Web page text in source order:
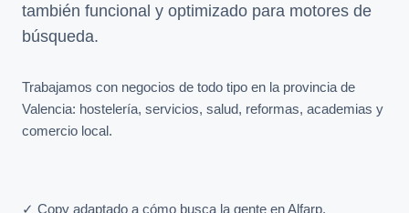
también funcional y optimizado para motores de
búsqueda.
Trabajamos con negocios de todo tipo en la provincia de
Valencia: hostelería, servicios, salud, reformas, academias y
comercio local.
✓ Copy adaptado a cómo busca la gente en Alfarp.